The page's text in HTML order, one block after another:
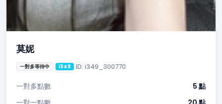
莫妮
一對多等待中 i349 ID: i349_300770
一對多點數
5 點